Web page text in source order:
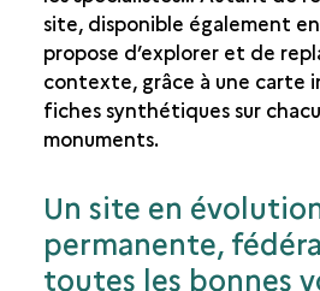
site, disponible également
propose d’explorer et de
contexte, grâce à une carte
fiches synthétiques sur
monuments.
Un site en
permanente,
toutes les bonnes